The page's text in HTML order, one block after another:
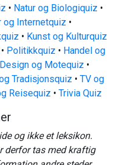
• Natur og Biologiquiz •
og Internetquiz •
• Kunst og Kulturquiz
• Politikkquiz • Handel og
Design og Motequiz •
Tradisjonsquiz • TV og
Reisequiz • Trivia Quiz
og ikke et leksikon.
derfor tas med kraftig